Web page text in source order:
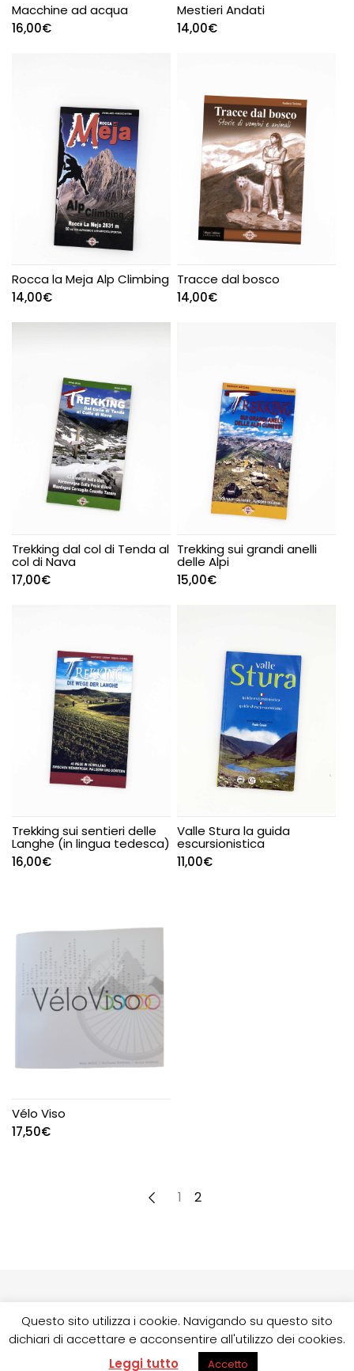
Macchine ad acqua
16,00€
Mestieri Andati
14,00€
Rocca la Meja Alp Climbing
14,00€
Tracce dal bosco
14,00€
Trekking dal col di Tenda al
col di Nava
17,00€
Trekking sui grandi anelli
delle Alpi
15,00€
Trekking sui sentieri delle
Langhe (in lingua tedesca)
16,00€
Valle Stura la guida
escursionistica
11,00€
Vélo Viso
17,50€
← 1 2
© 2020 Copyright - I Libri della Bussola | Questo sito è
protetto dal sistema antispam Google Recaptcha.
Questo sito utilizza i cookie. Navigando su questo sito
dichiari di accettare e acconsentire all'utilizzo dei cookies.
Leggi tutto
Accetto